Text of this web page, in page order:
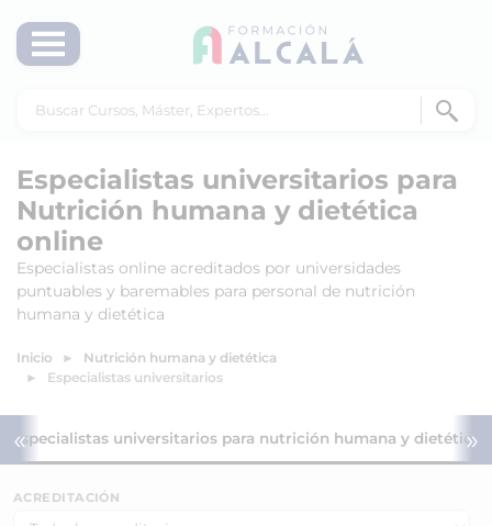
Especialistas universitarios para
Nutrición humana y dietética
online
Especialistas online acreditados por universidades
puntuables y baremables para personal de nutrición
humana y dietética
Inicio
Nutrición humana y dietética
Especialistas universitarios
«
Especialistas universitarios para nutrición humana y dietética
»
ACREDITACIÓN